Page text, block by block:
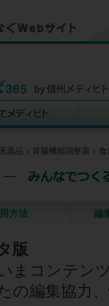
医薬品 > 胃腸機能調整薬 >
方法 編
版
まコンテン
の編集協力